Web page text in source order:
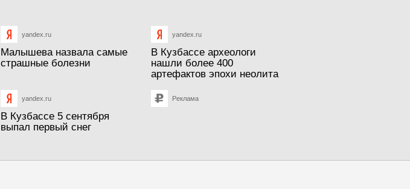
yandex.ru
Малышева назвала самые
страшные болезни
yandex.ru
В Кузбассе археологи
нашли более 400
артефактов эпохи неолита
yandex.ru
В Кузбассе 5 сентября
выпал первый снег
Реклама